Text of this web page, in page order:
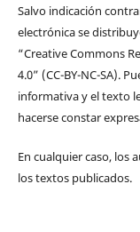
Salvo indicación
electrónica se
“Creative Commons
4.0” (CC-BY-NC-SA).
informativa y el texto
hacerse constar
En cualquier caso, los
los textos publicados.